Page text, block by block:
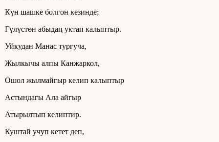
Күн шашке болгон кезинде;
Гүлүстөн абыдаң уктап калыптыр.
Уйкудан Манас тургуча,
Жылкычы алпы Канжаркол,
Ошол жылмайгыр келип калыптыр
Астындагы Ала айгыр
Атырылтып келиптир.
Куштай учуп кетет деп,